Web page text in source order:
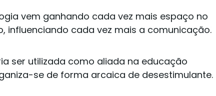
vem ganhando cada vez mais espaço no
influenciando cada vez mais a comunicação.
ser utilizada como aliada na educação
se de forma arcaica de desestimulante.